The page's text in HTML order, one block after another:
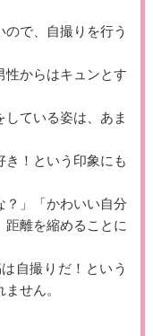
で、自撮りを行う
性からはキュンとす
ている姿は、あま
き！という印象にも
？」「かわいい自分
距離を縮めることに
自撮りだ！という
せん。